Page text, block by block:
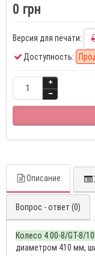
0 грн
Версия для печати:
Доступность:
Описание
Вопрос - ответ (0)
Колесо 4.00-8/GT-8/
диаметром 410 мм,